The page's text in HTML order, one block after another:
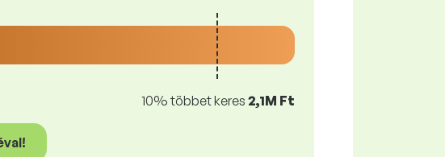
10% többet keres 2,1M Ft